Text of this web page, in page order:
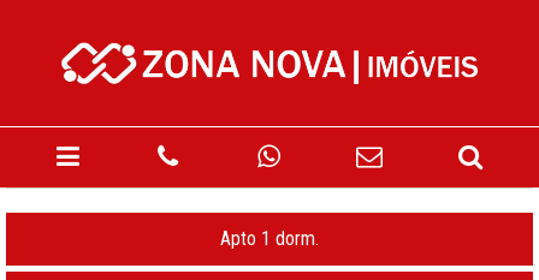
Apto 1 dorm.